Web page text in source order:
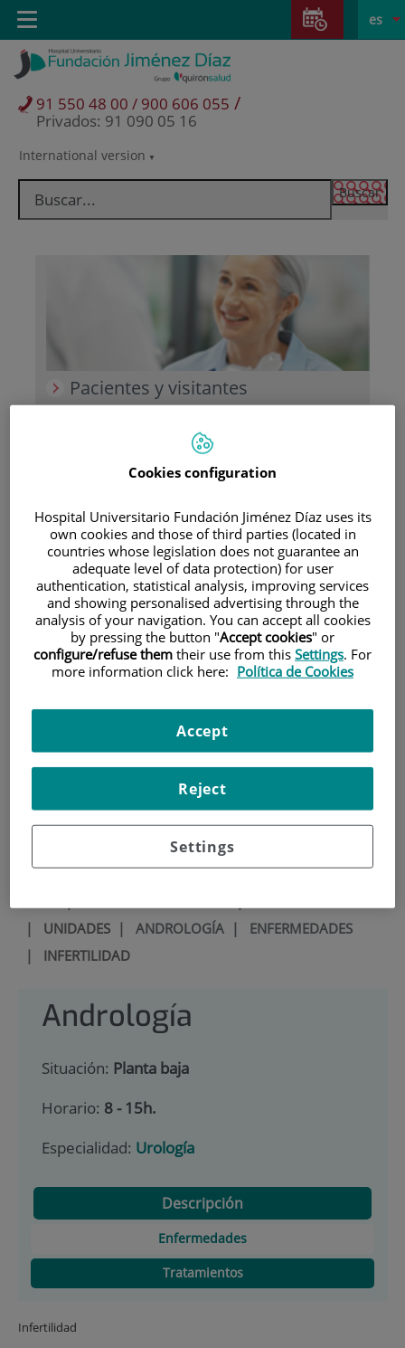
Saltar al contenido
Saltar
contenido
Selector
idioma
activo
es
International version
91 550 48 00 / 900 606 055 /
Privados: 91 090 05 16
Toggle
navigation
Pacientes y visitantes
Investigación
Docencia
Teléfono de atención al usuario
900 301 013
| UNIDADES| ANDROLOGÍA| ENFERMEDADES
| INFERTILIDAD
Andrología
Situación: Planta baja
Horario: 8 - 15h.
Especialidad: Urología
Descripción
Enfermedades
Tratamientos
Infertilidad
Cookies configuration
Hospital Universitario Fundación Jiménez Díaz uses its
own cookies and those of third parties (located in
countries whose legislation does not guarantee an
adequate level of data protection) for user
authentication, statistical analysis, improving services
and showing personalised advertising through the
analysis of your navigation. You can accept all cookies
by pressing the button "Accept cookies" or
configure/refuse them their use from this Settings. For
more information click here: Política de Cookies
Settings
Reject
Accept